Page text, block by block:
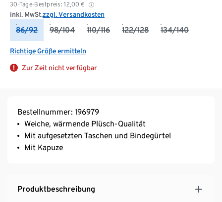
30-Tage-Bestpreis: 12,00 €
inkl. MwSt.zzgl. Versandkosten
86/92 98/104 110/116 122/128 134/140
Richtige Größe ermitteln
Zur Zeit nicht verfügbar
Bestellnummer: 196979
Weiche, wärmende Plüsch-Qualität
Mit aufgesetzten Taschen und Bindegürtel
Mit Kapuze
Produktbeschreibung